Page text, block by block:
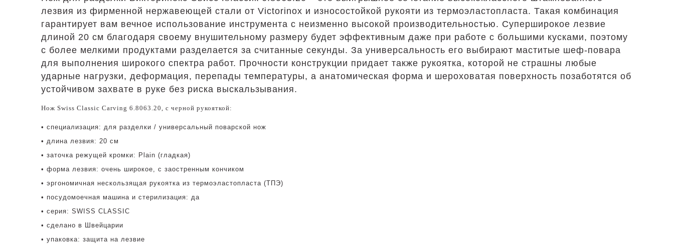
лезвия из фирменной нержавеющей стали от Victorinox и износостойкой рукояти из термоэластопласта. Такая комбинация
гарантирует вам вечное использование инструмента с неизменно высокой производительностью. Суперширокое лезвие
длиной 20 см благодаря своему внушительному размеру будет эффективным даже при работе с большими кусками, поэтому
с более мелкими продуктами разделается за считанные секунды. За универсальность его выбирают маститые шеф-повара
для выполнения широкого спектра работ. Прочности конструкции придает также рукоятка, которой не страшны любые
ударные нагрузки, деформация, перепады температуры, а анатомическая форма и шероховатая поверхность позаботятся об
устойчивом захвате в руке без риска выскальзывания.
Нож Swiss Classic Carving 6.8063.20, с черной рукояткой:
• специализация: для разделки / универсальный поварской нож
• длина лезвия: 20 см
• заточка режущей кромки: Plain (гладкая)
• форма лезвия: очень широкое, с заостренным кончиком
• эргономичная нескользящая рукоятка из термоэластопласта (ТПЭ)
• посудомоечная машина и стерилизация: да
• серия: SWISS CLASSIC
• сделано в Швейцарии
• упаковка: защита на лезвие